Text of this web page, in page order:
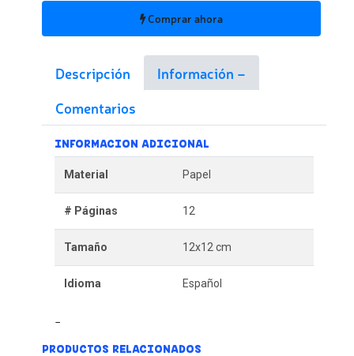
Comprar ahora
Descripción
Información
Comentarios
INFORMACION ADICIONAL
Material Papel
# Páginas 12
Tamaño 12x12 cm
Idioma Español
PRODUCTOS RELACIONADOS